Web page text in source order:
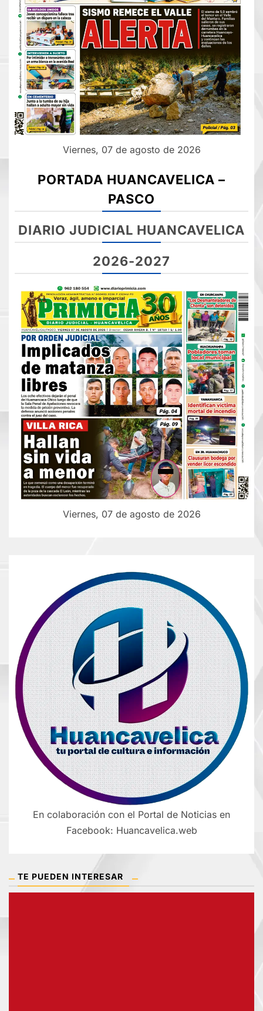
Viernes, 07 de agosto de 2026
PORTADA HUANCAVELICA –
PASCO
DIARIO JUDICIAL HUANCAVELICA
2026-2027
Viernes, 07 de agosto de 2026
En colaboración con el Portal de Noticias en
Facebook: Huancavelica.web
TE PUEDEN INTERESAR